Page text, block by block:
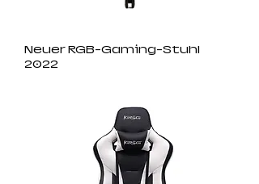
Neuer RGB-Gaming-Stuhl
2022